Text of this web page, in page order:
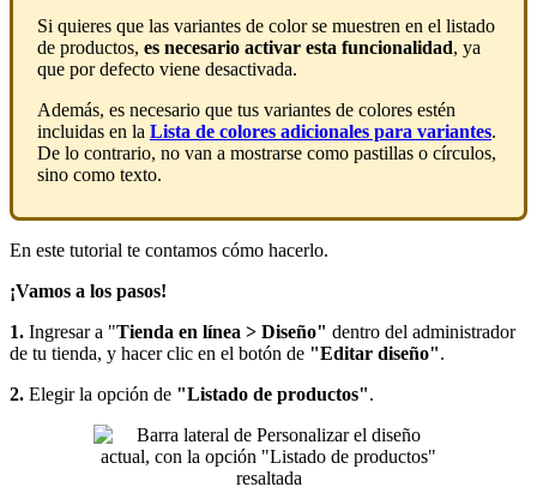
Si quieres que las variantes de color se muestren en el listado
de productos, es necesario activar esta funcionalidad, ya
que por defecto viene desactivada.
Además, es necesario que tus variantes de colores estén
incluidas en la Lista de colores adicionales para variantes.
De lo contrario, no van a mostrarse como pastillas o círculos,
sino como texto.
En este tutorial te contamos cómo hacerlo.
¡Vamos a los pasos!
1. Ingresar a "Tienda en línea > Diseño" dentro del administrador
de tu tienda, y hacer clic en el botón de "Editar diseño".
2. Elegir la opción de "Listado de productos".